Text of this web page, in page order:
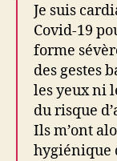
Je suis
Covid-19
forme
des gestes
les yeux ni
du risque
Ils m’ont
hygiénique